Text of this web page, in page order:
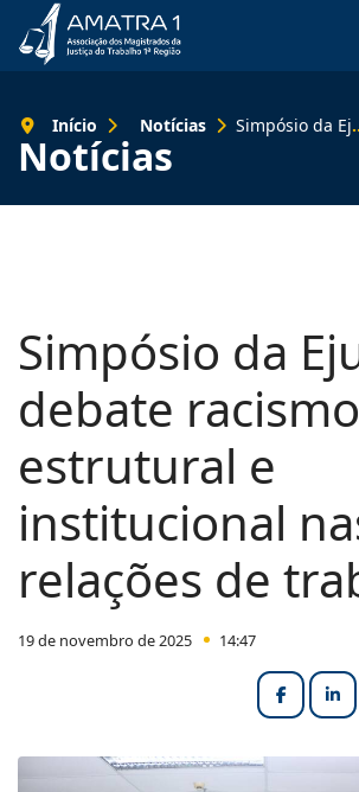
Notícias
Início Notícias Simpósio da Ejud1 debate racismo estrutural e institucional nas relações de trabalho
Simpósio da
debate racismo
estrutural e
institucional
relações de
19 de novembro de 2025 14:47
Facebook